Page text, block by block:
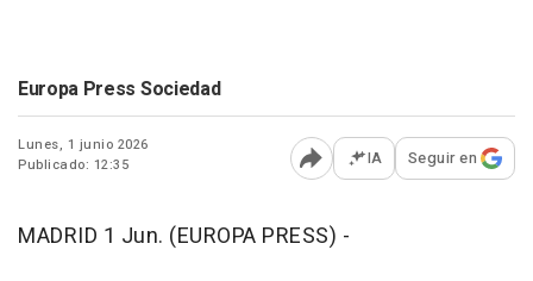
Europa Press Sociedad
Lunes, 1 junio 2026
Publicado: 12:35
Abrir opciones para
IA Seguir en
MADRID 1 Jun. (EUROPA PRESS) -